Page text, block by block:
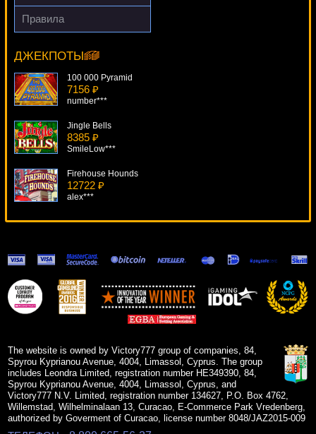
sgvwood***
Правила
ДЖЕКПОТЫ
Aquatica
number***
100 000 Pyramid
7156 ₽
number***
Jingle Bells
8385 ₽
SmileLow***
Firehouse Hounds
12722 ₽
alex***
Moorhuhn
15433 ₽
Egoistik***
Dragon's Wild Fire
The website is owned by Victory777 group of companies, 84,
Spyrou Kyprianou Avenue, 4004, Limassol, Cyprus. The group
includes Leondra Limited, registration number HE349390, 84,
Spyrou Kyprianou Avenue, 4004, Limassol, Cyprus, and
Victory777 N.V. Limited, registration number 134627, P.O. Box 4762,
Willemstad, Wilhelminalaan 13, Curacao, E-Commerce Park Vredenberg,
authorized by Goverment of Curacao, license number 8048/JAZ2015-009